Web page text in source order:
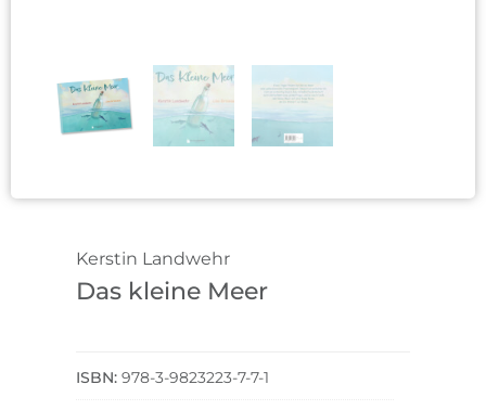
Kerstin Landwehr
Das kleine Meer
978-3-9823223-7-7-1